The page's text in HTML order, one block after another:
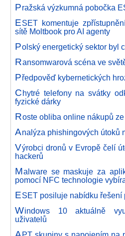
Pražská výzkumná pobočka
ESET komentuje
sítě Moltbook pro AI agenty
Polský energetický sektor byl
Ransomwarová scéna ve
Předpověď kybernetických
Chytré telefony na svátky
fyzické dárky
Roste obliba online nákupů
Analýza phishingových útoků
Výrobci dronů v Evropě čelí
hackerů
Malware se maskuje za
pomocí NFC technologie
ESET posiluje nabídku řešení
Windows 10 aktuálně
uživatelů